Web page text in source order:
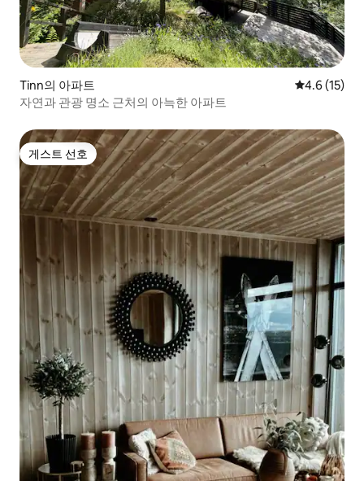
Tinn의 아파트 평점 4.6점
4.6 (15)
자연과 관광 명소 근처의 아늑한 아파트
게스트 선호
게스트 선호